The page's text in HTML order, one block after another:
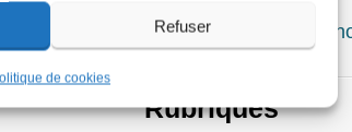
Refuser
de cookies
modèle de média : indépendant, à but
Rubriques